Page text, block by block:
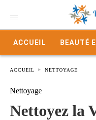
ACCUEIL BEAUTÉ
ACCUEIL NETTOYAGE
Nettoyage
Nettoyez la